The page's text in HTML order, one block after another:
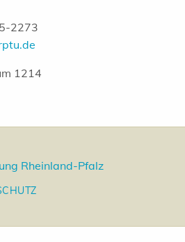
2273
1214
Rheinland-Pfalz